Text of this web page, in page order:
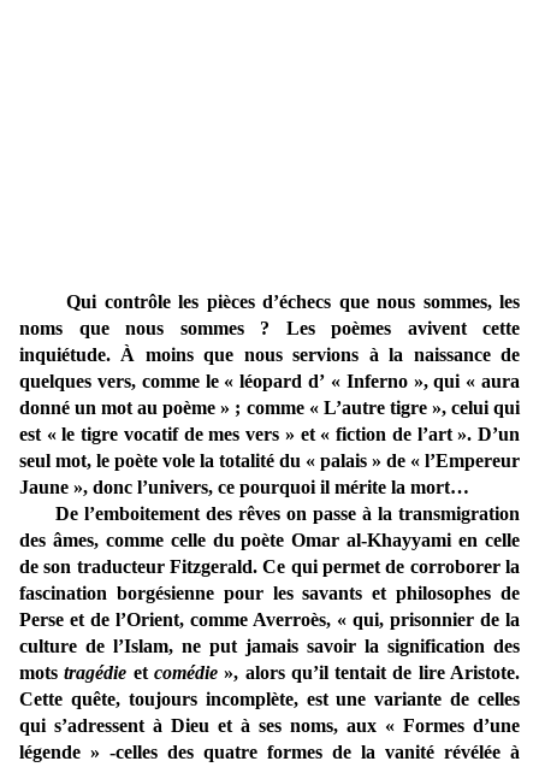
Qui contrôle les pièces d’échecs que nous sommes, les
noms que nous sommes ? Les poèmes avivent cette
inquiétude. À moins que nous servions à la naissance de
quelques vers, comme le « léopard d’ « Inferno », qui « aura
donné un mot au poème » ; comme « L’autre tigre », celui qui
est « le tigre vocatif de mes vers » et « fiction de l’art ». D’un
seul mot, le poète vole la totalité du « palais » de « l’Empereur
Jaune », donc l’univers, ce pourquoi il mérite la mort…
De l’emboitement des rêves on passe à la transmigration
des âmes, comme celle du poète Omar al-Khayyami en celle
de son traducteur Fitzgerald. Ce qui permet de corroborer la
fascination borgésienne pour les savants et philosophes de
Perse et de l’Orient, comme Averroès, « qui, prisonnier de la
culture de l’Islam, ne put jamais savoir la signification des
motstragédie et comédie», alors qu’il tentait de lire Aristote.
Cette quête, toujours incomplète, est une variante de celles
qui s’adressent à Dieu et à ses noms, aux « Formes d’une
légende » -celles des quatre formes de la vanité révélée à